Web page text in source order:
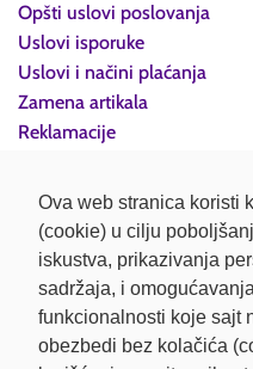
Ova web stranica koristi
(cookie) u cilju
iskustva, prikazivanja
sadržaja, i
funkcionalnosti koje sajt
obezbedi bez kolačića
Opšti uslovi poslovanja
Uslovi isporuke
Uslovi i načini plaćanja
Zamena artikala
Reklamacije
Politika privatnosti
Kontakt
Retail Fashion d.o.o. Beograd
Džona Kenedija 23/37,
Matični broj: 20565667